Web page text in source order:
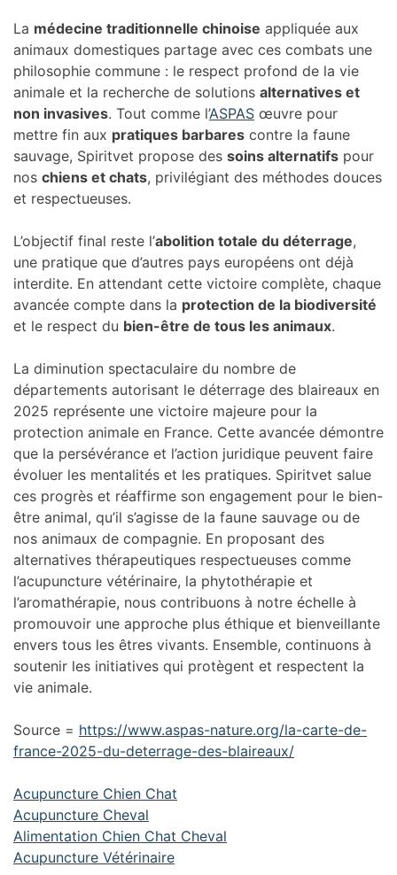
La médecine traditionnelle chinoise appliquée aux
animaux domestiques partage avec ces combats une
philosophie commune : le respect profond de la vie
animale et la recherche de solutions alternatives et
non invasives. Tout comme l’ASPAS œuvre pour
mettre fin aux pratiques barbares contre la faune
sauvage, Spiritvet propose des soins alternatifs pour
nos chiens et chats, privilégiant des méthodes douces
et respectueuses.
L’objectif final reste l’abolition totale du déterrage,
une pratique que d’autres pays européens ont déjà
interdite. En attendant cette victoire complète, chaque
avancée compte dans la protection de la biodiversité
et le respect du bien-être de tous les animaux.
La diminution spectaculaire du nombre de
départements autorisant le déterrage des blaireaux en
2025 représente une victoire majeure pour la
protection animale en France. Cette avancée démontre
que la persévérance et l’action juridique peuvent faire
évoluer les mentalités et les pratiques. Spiritvet salue
ces progrès et réaffirme son engagement pour le bien-
être animal, qu’il s’agisse de la faune sauvage ou de
nos animaux de compagnie. En proposant des
alternatives thérapeutiques respectueuses comme
l’acupuncture vétérinaire, la phytothérapie et
l’aromathérapie, nous contribuons à notre échelle à
promouvoir une approche plus éthique et bienveillante
envers tous les êtres vivants. Ensemble, continuons à
soutenir les initiatives qui protègent et respectent la
vie animale.
Source = https://www.aspas-nature.org/la-carte-de-
france-2025-du-deterrage-des-blaireaux/
Acupuncture Chien Chat
Acupuncture Cheval
Alimentation Chien Chat Cheval
Acupuncture Vétérinaire